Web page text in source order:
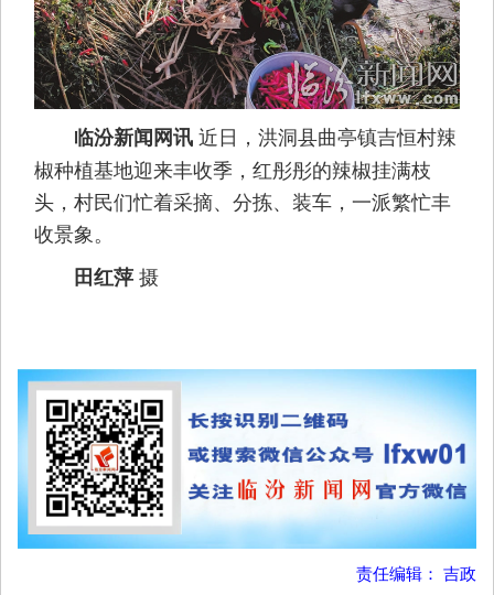
临汾新闻网讯近日，洪洞县曲亭镇吉恒村辣
椒种植基地迎来丰收季，红彤彤的辣椒挂满枝
头，村民们忙着采摘、分拣、装车，一派繁忙丰
收景象。
田红萍摄
责任编辑： 吉政